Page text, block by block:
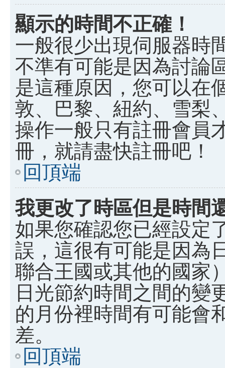
顯示的時間不正確！
一般很少出現伺服器時
不準有可能是因為討論
是這種原因，您可以在
敦、巴黎、紐約、雪梨
操作一般只有註冊會員
冊，就請盡快註冊吧！
回頂端
我更改了時區但是時間
如果您確認您已經設定
誤，這很有可能是因為
聯合王國或其他的國家
日光節約時間之間的變
的月份裡時間有可能會
差。
回頂端